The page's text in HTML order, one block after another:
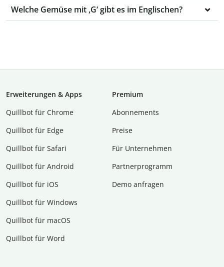
Welche Gemüse mit ,G‘ gibt es im Englischen?
Erweiterungen & Apps
Quillbot für Chrome
Quillbot für Edge
Quillbot für Safari
Quillbot für Android
Quillbot für iOS
Quillbot für Windows
Quillbot für macOS
Quillbot für Word
Premium
Abon­ne­ments
Preise
Für Unternehmen
Partnerprogramm
Demo anfragen